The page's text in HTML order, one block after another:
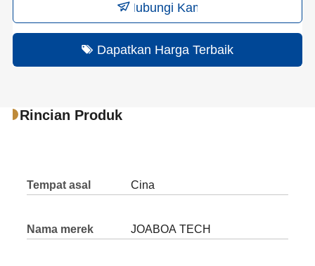
Hubungi Kami
Dapatkan Harga Terbaik
Rincian Produk
Tempat asal Cina
Nama merek JOABOA TECH